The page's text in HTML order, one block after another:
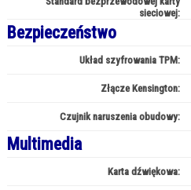
sieciowej:
Bezpieczeństwo
Układ szyfrowania TPM:
Złącze Kensington:
Czujnik naruszenia obudowy:
Multimedia
Karta dźwiękowa: